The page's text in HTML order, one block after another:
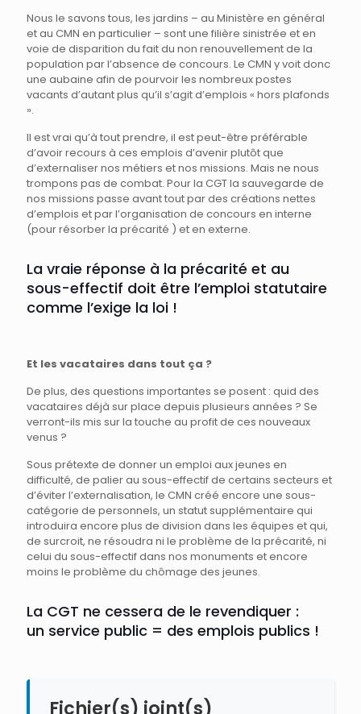
Nous le savons tous, les jardins – au Ministère en général
et au CMN en particulier – sont une filière sinistrée et en
voie de disparition du fait du non renouvellement de la
population par l’absence de concours. Le CMN y voit donc
une aubaine afin de pourvoir les nombreux postes
vacants d’autant plus qu’il s’agit d’emplois « hors plafonds
».
Il est vrai qu’à tout prendre, il est peut-être préférable
d’avoir recours à ces emplois d’avenir plutôt que
d’externaliser nos métiers et nos missions. Mais ne nous
trompons pas de combat. Pour la CGT la sauvegarde de
nos missions passe avant tout par des créations nettes
d’emplois et par l’organisation de concours en interne
(pour résorber la précarité ) et en externe.
La vraie réponse à la précarité et au
sous-effectif doit être l’emploi statutaire
comme l’exige la loi !
Et les vacataires dans tout ça ?
De plus, des questions importantes se posent : quid des
vacataires déjà sur place depuis plusieurs années ? Se
verront-ils mis sur la touche au profit de ces nouveaux
venus ?
Sous prétexte de donner un emploi aux jeunes en
difficulté, de palier au sous-effectif de certains secteurs et
d’éviter l’externalisation, le CMN créé encore une sous-
catégorie de personnels, un statut supplémentaire qui
introduira encore plus de division dans les équipes et qui,
de surcroit, ne résoudra ni le problème de la précarité, ni
celui du sous-effectif dans nos monuments et encore
moins le problème du chômage des jeunes.
La CGT ne cessera de le revendiquer :
un service public = des emplois publics !
Fichier(s) joint(s)